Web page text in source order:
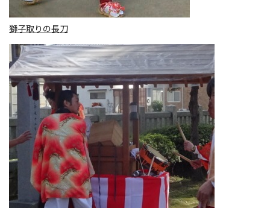
獅子取りの長刀